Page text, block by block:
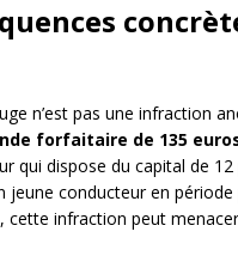
n’est pas une infraction
forfaitaire de 135
qui dispose du capital de
jeune conducteur en
cette infraction peut